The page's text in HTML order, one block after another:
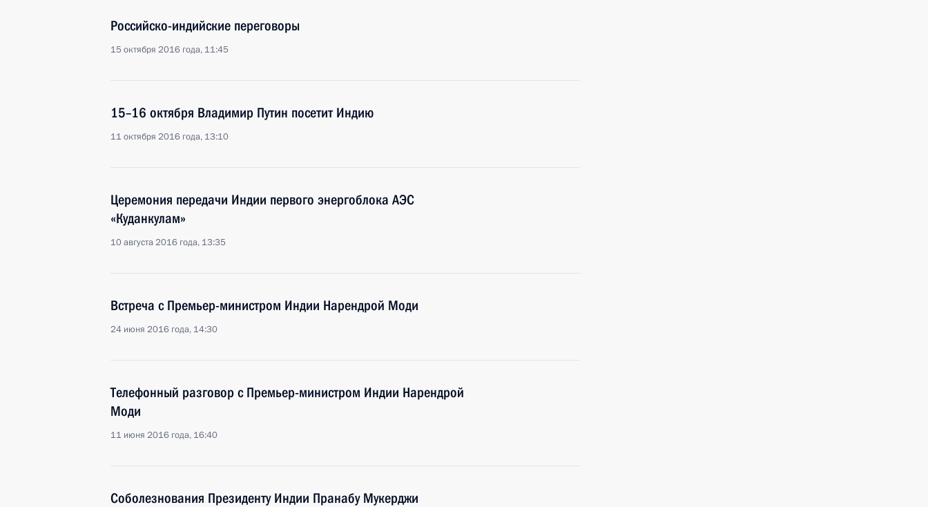
Российско-индийские переговоры
15 октября 2016 года, 11:45
15–16 октября Владимир Путин посетит Индию
11 октября 2016 года, 13:10
Церемония передачи Индии первого энергоблока АЭС
«Куданкулам»
10 августа 2016 года, 13:35
Встреча с Премьер-министром Индии Нарендрой Моди
24 июня 2016 года, 14:30
Телефонный разговор с Премьер-министром Индии Нарендрой
Моди
11 июня 2016 года, 16:40
Соболезнования Президенту Индии Пранабу Мукерджи